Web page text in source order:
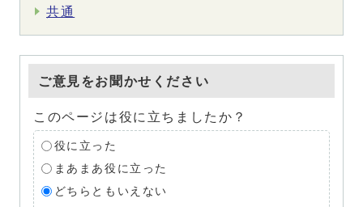
共通
ご意見をお聞かせください
このページは役に立ちましたか？
役に立った
まあまあ役に立った
どちらともいえない